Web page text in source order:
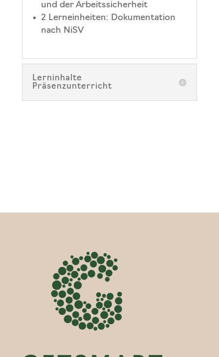
und der Arbeitssicherheit
2 Lerneinheiten: Dokumentation
nach NiSV
Lerninhalte
Präsenzunterricht